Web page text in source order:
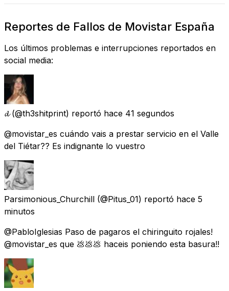
Reportes de Fallos de Movistar España
Los últimos problemas e interrupciones reportados en
social media:
𝓭 (@th3shitprint) reportó hace 41 segundos
@movistar_es cuándo vais a prestar servicio en el Valle
del Tiétar?? Es indignante lo vuestro
Parsimonious_Churchill (@Pitus_01) reportó hace 5
minutos
@PabloIglesias Paso de pagaros el chiringuito rojales!
@movistar_es que 💩💩💩 haceis poniendo esta basura!!